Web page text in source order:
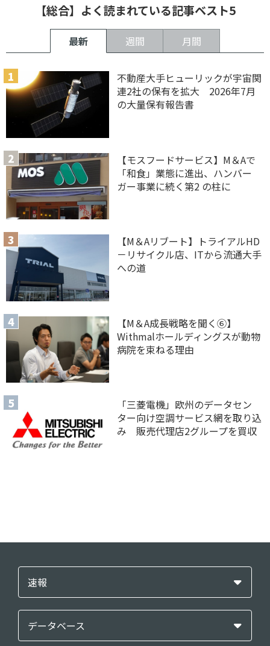
【総合】よく読まれている記事ベスト5
最新 週間 月間
不動産大手ヒューリックが宇宙関
連2社の保有を拡大 2026年7月
の大量保有報告書
【モスフードサービス】M＆Aで
「和食」業態に進出、ハンバー
ガー事業に続く第2 の柱に
【M＆Aリブート】トライアルHD
－リサイクル店、ITから流通大手
への道
【M＆A 成長戦略を聞く⑥】
Withmalホールディングスが動物
病院を束ねる理由
「三菱電機」欧州のデータセン
ター向け空調サービス網を取り込
み 販売代理店2グループを買収
速報
データベース